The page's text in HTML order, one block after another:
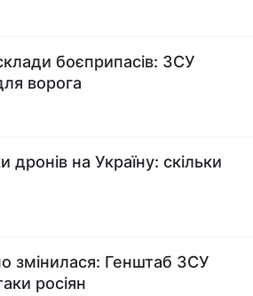
боєприпасів: ЗСУ
ворога
дронів на Україну: скільки
змінилася: Генштаб ЗСУ
росіян